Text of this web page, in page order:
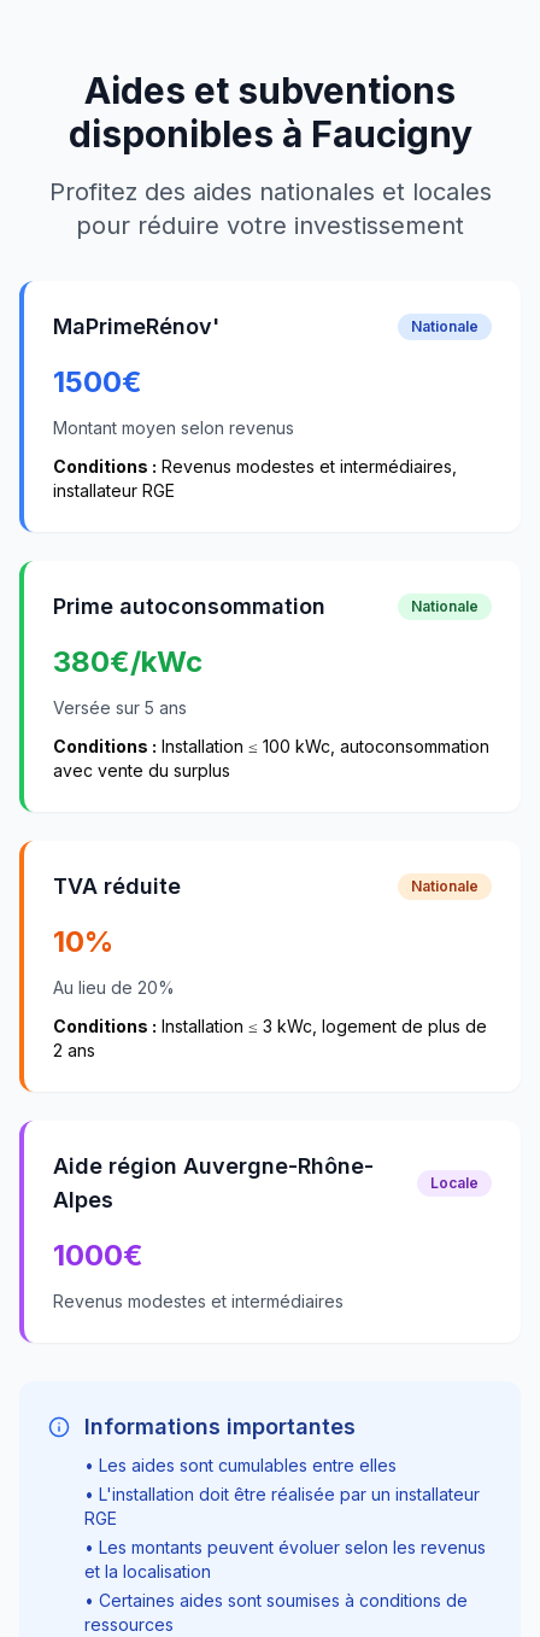
Aides et subventions
disponibles à Faucigny
Profitez des aides nationales et locales
pour réduire votre investissement
MaPrimeRénov' Nationale
1500€
Montant moyen selon revenus
Conditions : Revenus modestes et intermédiaires,
installateur RGE
Prime autoconsommation Nationale
380€/kWc
Versée sur 5 ans
Conditions : Installation ≤ 100 kWc, autoconsommation
avec vente du surplus
TVA réduite Nationale
10%
Au lieu de 20%
Conditions : Installation ≤ 3 kWc, logement de plus de
2 ans
Aide région Auvergne-Rhône-
Alpes
Locale
1000€
Revenus modestes et intermédiaires
Informations importantes
• Les aides sont cumulables entre elles
• L'installation doit être réalisée par un installateur
RGE
• Les montants peuvent évoluer selon les revenus
et la localisation
• Certaines aides sont soumises à conditions de
ressources